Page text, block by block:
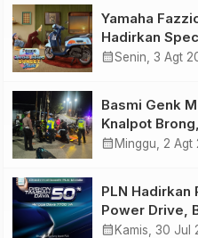
Bersama
Yamaha
Hadirkan
Edition Sunset
Semakin
calendar_monthSenin, 3 Agt
Basmi Genk
Knalpot
Tanjab Barat
calendar_month Minggu, 2 Agt
PLN Hadirkan
Power Drive,
Diskon
calendar_month Kamis, 30 Jul